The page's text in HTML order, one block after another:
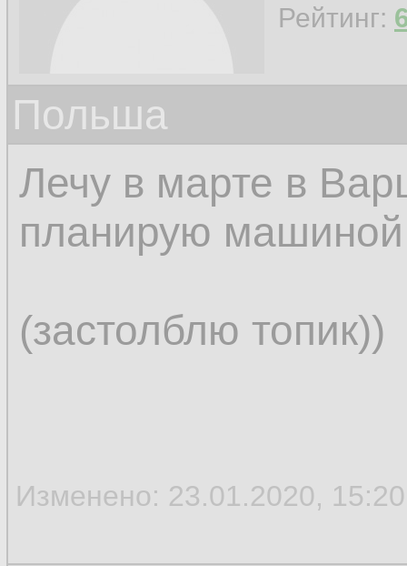
Рейтинг:
Польша
Лечу в марте в
планирую
(застолблю топик))
Изменено: 23.01.2020,